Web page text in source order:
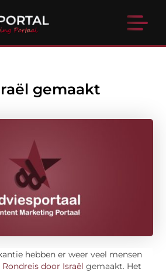
gemaakt
hebben er weer veel mensen
Rondreis door Israël gemaakt. Het